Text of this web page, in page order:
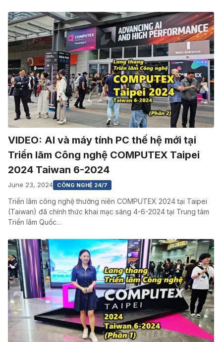
VIDEO: AI và máy tính PC thế hệ mới tại
Triển lãm Công nghệ COMPUTEX Taipei
2024 Taiwan 6-2024
June 23, 2024 CÔNG NGHỆ 24/7
Triển lãm công nghệ thường niên COMPUTEX 2024 tại Taipei
(Taiwan) đã chính thức khai mạc sáng 4-6-2024 tại Trung tâm
Triển lãm Quốc…